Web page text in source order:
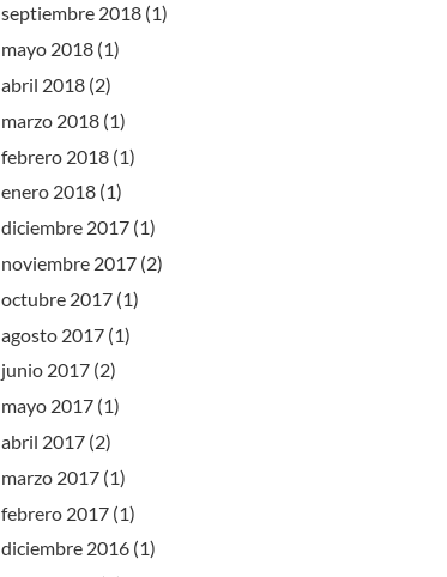
septiembre 2018 (1)
mayo 2018 (1)
abril 2018 (2)
marzo 2018 (1)
febrero 2018 (1)
enero 2018 (1)
diciembre 2017 (1)
noviembre 2017 (2)
octubre 2017 (1)
agosto 2017 (1)
junio 2017 (2)
mayo 2017 (1)
abril 2017 (2)
marzo 2017 (1)
febrero 2017 (1)
diciembre 2016 (1)